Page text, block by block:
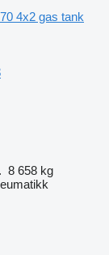
4x2 gas tank
8 658 kg